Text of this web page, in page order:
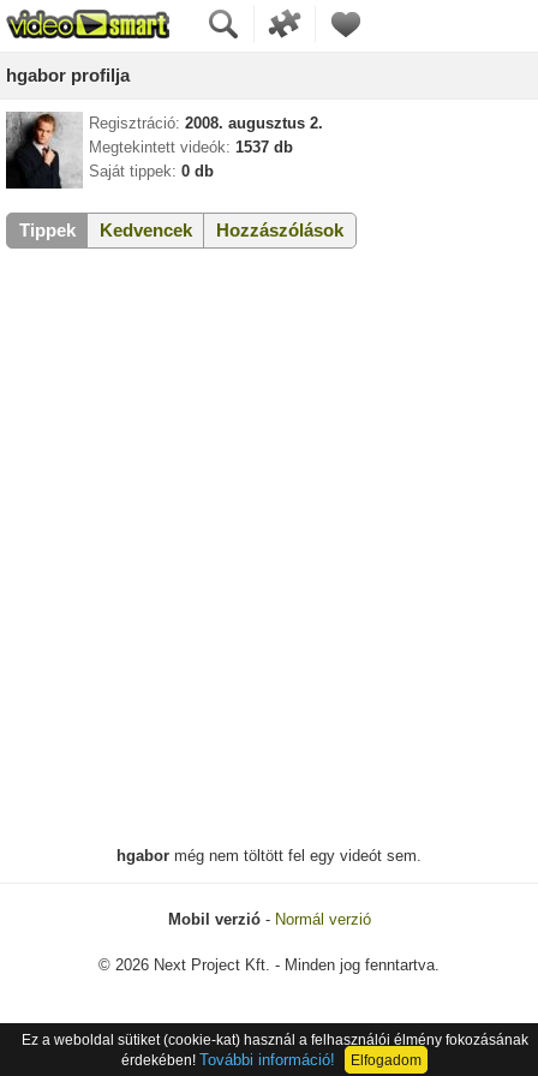
hgabor profilja
Regisztráció: 2008. augusztus 2.
Megtekintett videók: 1537 db
Saját tippek: 0 db
Tippek Kedvencek Hozzászólások
hgabor még nem töltött fel egy videót sem.
Mobil verzió- Normál verzió
© 2026 Next Project Kft. - Minden jog fenntartva.
Ez a weboldal sütiket (cookie-kat) használ a felhasználói élmény fokozásának
érdekében! További információ! Elfogadom